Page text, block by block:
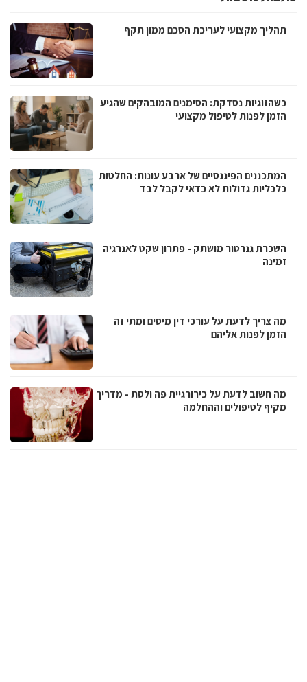
תהליך מקצועי לעריכת הסכם ממון תקף
כשהזוגיות נסדקת: הסימנים המובהקים שהגיע
הזמן לפנות לטיפול מקצועי
המתכננים הפיננסיים של ארבע עונות: החלטות
כלכליות גדולות לא כדאי לקבל לבד
השכרת גנרטור מושתק - פתרון שקט לאנרגיה
זמינה
מה צריך לדעת על עורכי דין מיסים ומתי זה
הזמן לפנות אליהם
מה חשוב לדעת על כירורגיית פה ולסת - מדריך
מקיף לטיפולים וההחלמה